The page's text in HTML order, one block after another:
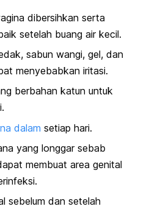
dibersihkan serta
setelah buang air kecil.
sabun wangi, gel, dan
menyebabkan iritasi.
berbahan katun untuk
dalam setiap hari.
yang longgar sebab
membuat area genital
sebelum dan setelah